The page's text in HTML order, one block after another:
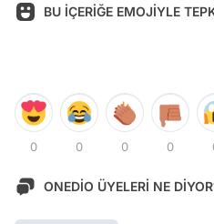
BU İÇERİĞE EMOJİYLE
0 0 0 0
ONEDİO ÜYELERİ NE